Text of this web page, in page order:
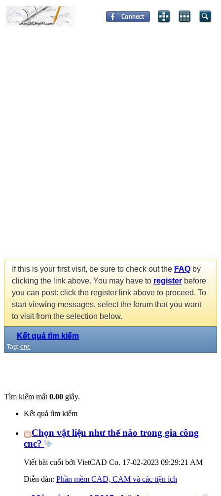
If this is your first visit, be sure to check out the FAQ by
clicking the link above. You may have to register before
you can post: click the register link above to proceed. To
start viewing messages, select the forum that you want
to visit from the selection below.
Kết quả tìm kiếm
Tag: cnc
Tìm kiếm mất 0.00 giây.
Kết quả tìm kiếm
Chọn vật liệu như thế nào trong gia công
cnc?
Viết bài cuối bởi VietCAD Co. 17-02-2023 09:29:21 AM
Diễn đàn: Phần mềm CAD, CAM và các tiện ích